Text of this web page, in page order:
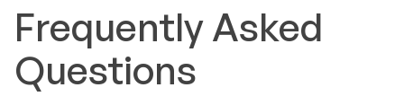
Frequently Asked
Questions